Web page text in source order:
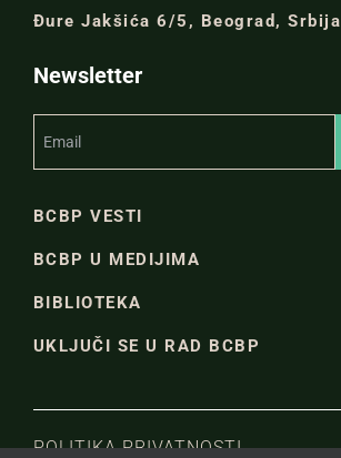
Đure Jakšića 6/5, Beograd, Srbija
Newsletter
BCBP VESTI
BCBP U MEDIJIMA
BIBLIOTEKA
UKLJUČI SE U RAD BCBP
POLITIKA PRIVATNOSTI